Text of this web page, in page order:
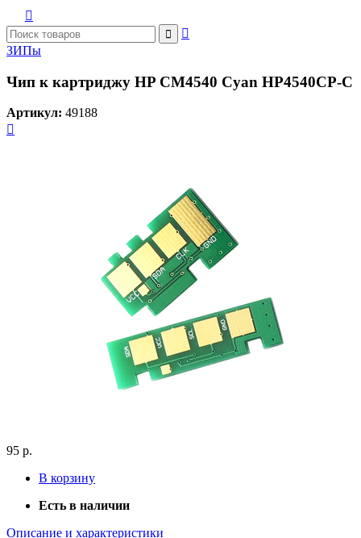



ЗИПы
Чип к картриджу HP CM4540 Cyan HP4540CP-C
Артикул: 49188

95 р.
В корзину
Есть в наличии
Описание и характеристики